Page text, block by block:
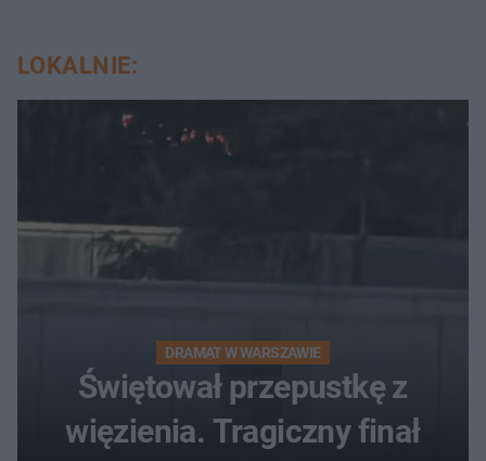
LOKALNIE:
DRAMAT W WARSZAWIE
Świętował przepustkę z
więzienia. Tragiczny finał